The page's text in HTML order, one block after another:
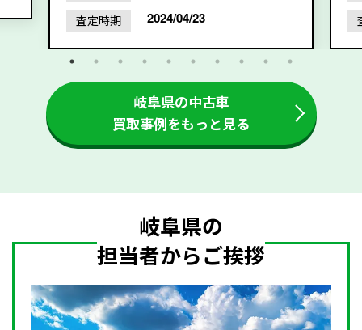
査定時期 2024/04/23
岐阜県の中古車
買取事例をもっと見る
岐阜県の
担当者からご挨拶